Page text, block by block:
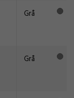
Grå
Grå